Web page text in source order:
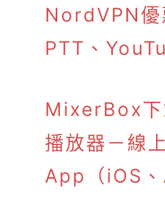
NordVPN優
PTT、
MixerBox下
播放器－線
App（iOS